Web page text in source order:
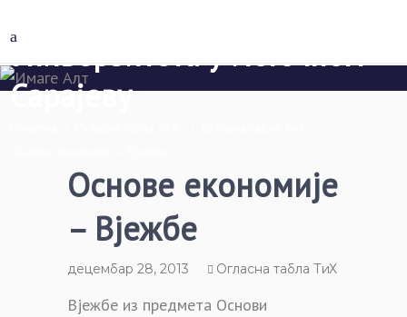
Универзитета у Источном
Сарајеву
Основе економије
– Вјежбе
децембар 28, 2013 Огласна табла ТиХ
Вјежбе из предмета Основи